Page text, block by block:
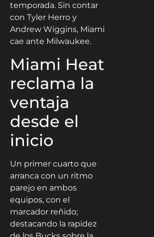
temporada. Sin contar
con Tyler Herro y
Andrew Wiggins, Miami
cae ante Milwaukee.
Miami Heat
reclama la
ventaja
desde el
inicio
Un primer cuarto que
arranca con un ritmo
parejo en ambos
equipos, con el
marcador reñido;
destacando la rapidez